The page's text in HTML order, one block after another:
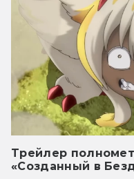
Трейлер
«Созданный в